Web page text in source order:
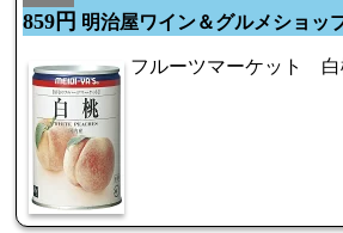
859円 明治屋ワイン＆グルメショッ
フルーツマーケット